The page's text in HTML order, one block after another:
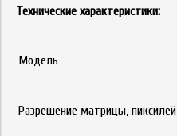
Технические характеристики:
Модель
Разрешение матрицы, пиксилей